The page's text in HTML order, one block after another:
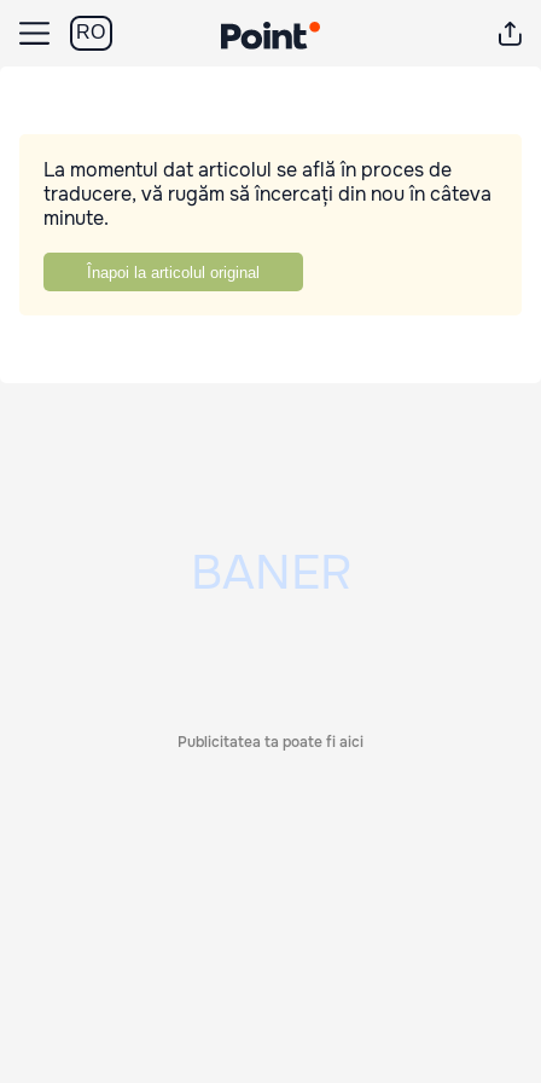
RO
La momentul dat articolul se află în proces de
traducere, vă rugăm să încercați din nou în câteva
minute.
Înapoi la articolul original
Publicitatea ta poate fi aici